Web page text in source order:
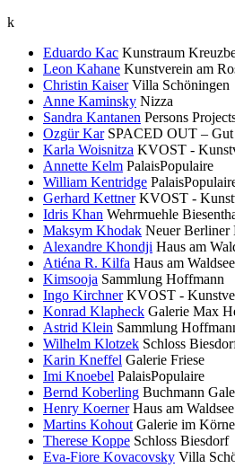
k
Eduardo Kac Kunstraum
Leon Kahane Kunstverein am
Christin Kaiser Villa Schöningen
Anne Kaminsky Nizza
Sandra Kantanen Persons
Ozgür Kar SPACED OUT –
Karla Woisnitza KVOST -
Annette Kelm PalaisPopulaire
William Kentridge
Gerhard Kettner KVOST -
Idris Khan Wehrmuehle
Maksym Khodak Neuer Berliner
Alexandre Khondji Haus am
Atiéna R. Kilfa Haus am Waldsee
Kimsooja Sammlung Hoffmann
Ingo Kirchner KVOST -
Konrad Klapheck Galerie Max
Astrid Klein Sammlung
Wilhelm Klotzek Schloss
Karin Kneffel Galerie Friese
Imi Knoebel PalaisPopulaire
Bernd Koberling Buchmann
Henry Koerner Haus am Waldsee
Martins Kohout Galerie im
Therese Koppe Schloss Biesdorf
Eva-Fiore Kovacovsky Villa